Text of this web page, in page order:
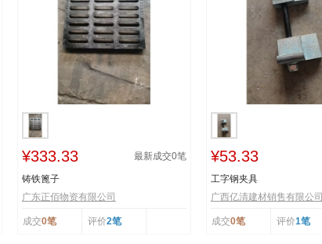
¥333.33 最新成交0笔
铸铁篦子
广东正佰物资有限公司
成交0笔 评价2笔
¥53.33
工字钢夹具
广西亿清建材销售有限公司
成交0笔 评价1笔